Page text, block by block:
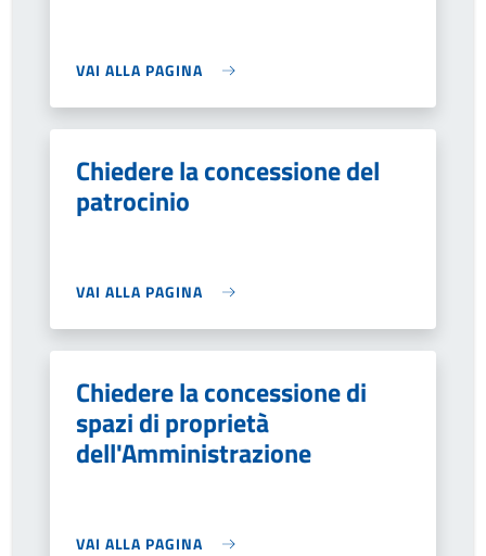
VAI ALLA PAGINA
Chiedere la concessione del
patrocinio
VAI ALLA PAGINA
Chiedere la concessione di
spazi di proprietà
dell'Amministrazione
VAI ALLA PAGINA